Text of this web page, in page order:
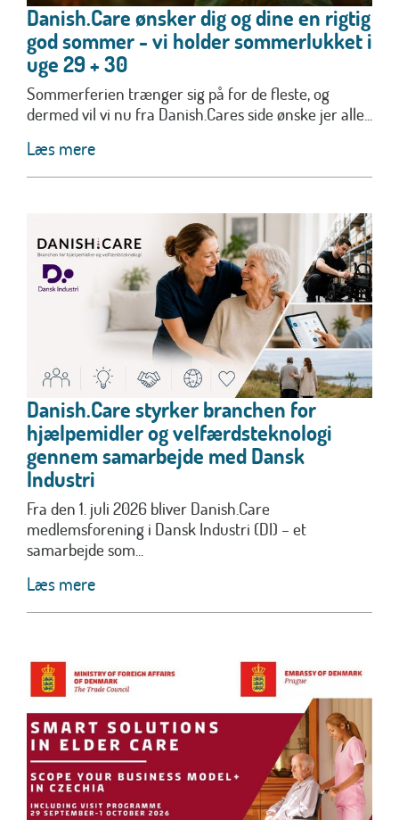
Danish.Care ønsker dig og dine en rigtig
god sommer - vi holder sommerlukket i
uge 29 + 30
Sommerferien trænger sig på for de fleste, og
dermed vil vi nu fra Danish.Cares side ønske jer alle...
Læs mere
Danish.Care styrker branchen for
hjælpemidler og velfærdsteknologi
gennem samarbejde med Dansk
Industri
Fra den 1. juli 2026 bliver Danish.Care
medlemsforening i Dansk Industri (DI) – et
samarbejde som...
Læs mere